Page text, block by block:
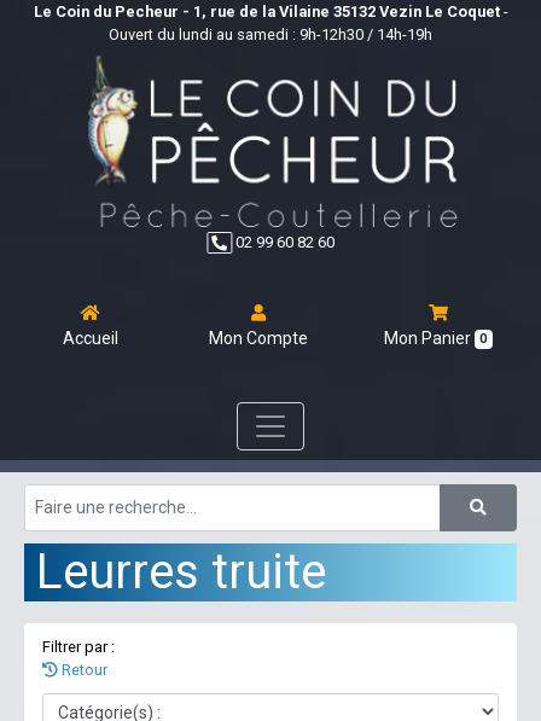
Le Coin du Pecheur - 1, rue de la Vilaine 35132 Vezin Le Coquet-
Ouvert du lundi au samedi : 9h-12h30 / 14h-19h
02 99 60 82 60
Accueil Mon Compte Mon Panier 0
Leurres truite
Filtrer par :
Retour